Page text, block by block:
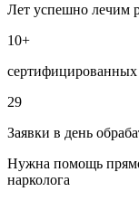
Лет успешно лечим
10+
сертифицированных
29
Заявки в день
Нужна помощь прямо
нарколога